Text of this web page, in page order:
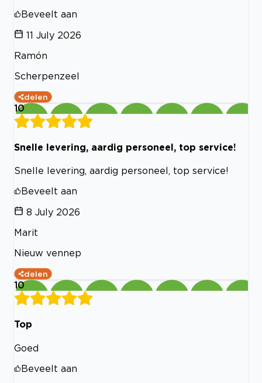
Beveelt aan
11 July 2026
Ramón
Scherpenzeel
delen
10
Snelle levering, aardig personeel, top service!
Snelle levering, aardig personeel, top service!
Beveelt aan
8 July 2026
Marit
Nieuw vennep
delen
10
Top
Goed
Beveelt aan